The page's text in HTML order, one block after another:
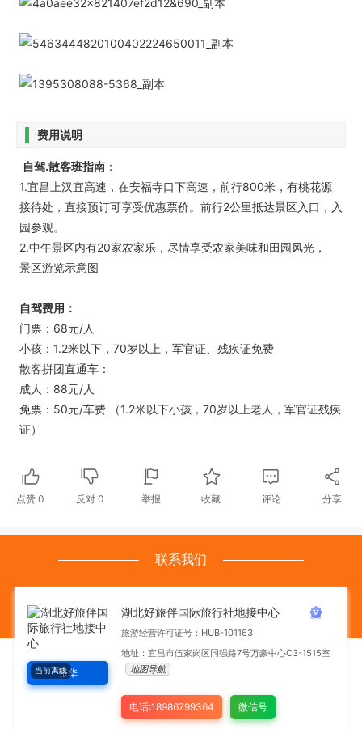
费用说明
自驾.散客班指南 ：
1.宜昌上汉宜高速，在安福寺口下高速，前行800米，有桃花源
接待处，直接预订可享受优惠票价。前行2公里抵达景区入口，入
园参观。
2.中午景区内有20家农家乐，尽情享受农家美味和田园风光，
景区游览示意图
自驾费用：
门票：68元/人
小孩：1.2米以下，70岁以上，军官证、残疾证免费
散客拼团直通车：
成人：88元/人
免票：50元/车费 （1.2米以下小孩，70岁以上老人，军官证残疾
证）
点赞 0 反对0 举报 收藏 评论 分享
联系我们
当前离线张华
湖北好旅伴国际旅行社地接中心
旅游经营许可证号：HUB-101163
地址：宜昌市伍家岗区同强路7号万豪中心C3-1515室
地图导航
电话:18986799364 微信号